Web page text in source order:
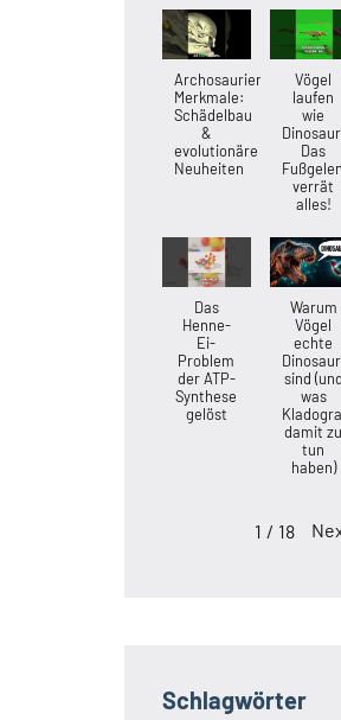
Archosaurier-
Merkmale:
Schädelbau
&
evolutionäre
Neuheiten
Vögel
laufen
wie
Das
verrät
alles!
Das
Henne-
Ei-
Problem
der ATP-
Synthese
gelöst
Warum
Vögel
echte
sind (und
was
damit zu
tun
haben)
1 / 18
Schlagwörter